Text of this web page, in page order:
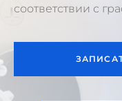
соответствии с